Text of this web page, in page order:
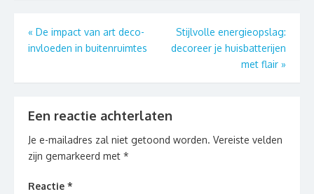
Berichtnavigatie
« De impact van art deco-
invloeden in buitenruimtes
Stijlvolle energieopslag:
decoreer je huisbatterijen
met flair »
Een reactie achterlaten
Je e-mailadres zal niet getoond worden. Vereiste velden
zijn gemarkeerd met *
Reactie *